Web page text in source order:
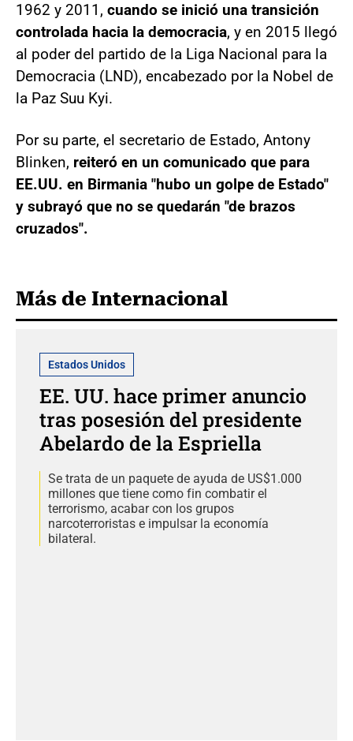
1962 y 2011, cuando se inició una transición
controlada hacia la democracia, y en 2015 llegó
al poder del partido de la Liga Nacional para la
Democracia (LND), encabezado por la Nobel de
la Paz Suu Kyi.
Por su parte, el secretario de Estado, Antony
Blinken, reiteró en un comunicado que para
EE.UU. en Birmania "hubo un golpe de Estado"
y subrayó que no se quedarán "de brazos
cruzados".
Más de Internacional
Estados Unidos
EE. UU. hace primer anuncio
tras posesión del presidente
Abelardo de la Espriella
Se trata de un paquete de ayuda de US$1.000
millones que tiene como fin combatir el
terrorismo, acabar con los grupos
narcoterroristas e impulsar la economía
bilateral.